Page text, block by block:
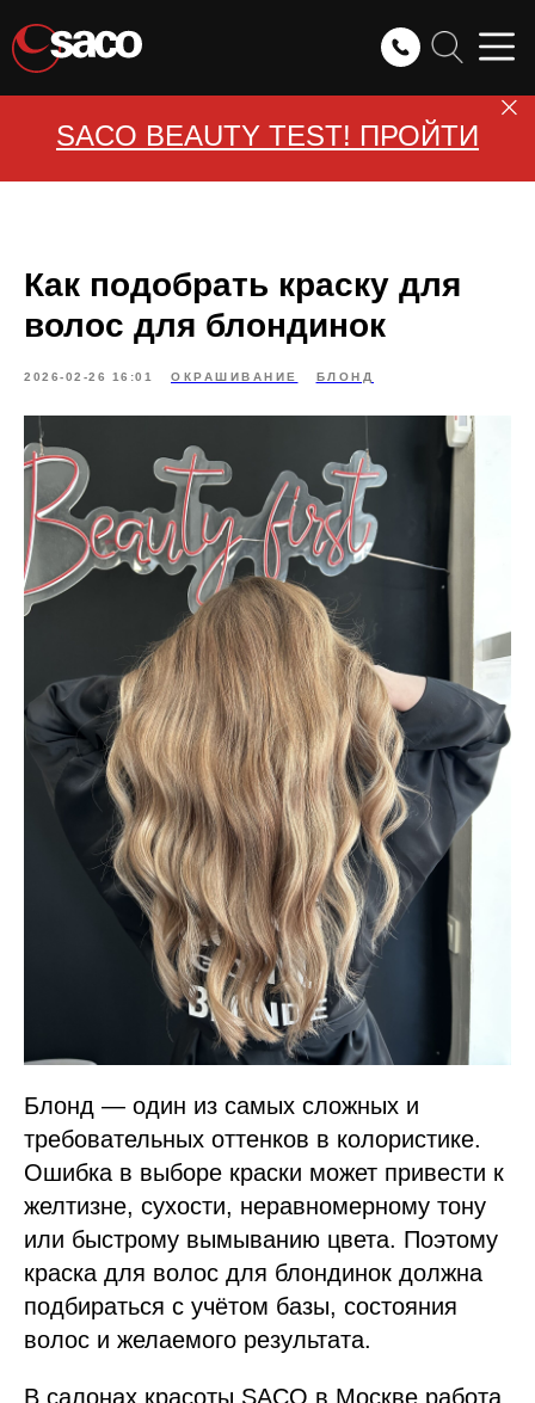
SACO BEAUTY TEST! ПРОЙТИ
Как подобрать краску для
волос для блондинок
2026-02-26 16:01 ОКРАШИВАНИЕ БЛОНД
Блонд — один из самых сложных и
требовательных оттенков в колористике.
Ошибка в выборе краски может привести к
желтизне, сухости, неравномерному тону
или быстрому вымыванию цвета. Поэтому
краска для волос для блондинок должна
подбираться с учётом базы, состояния
волос и желаемого результата.
В салонах красоты SACO в Москве работа